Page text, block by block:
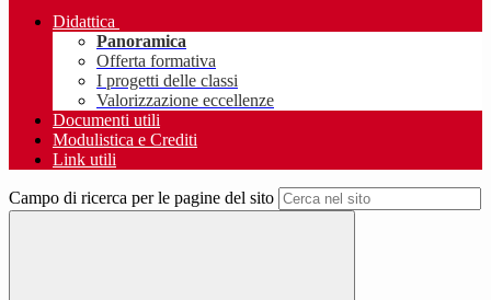
Didattica
Panoramica
Offerta formativa
I progetti delle classi
Valorizzazione eccellenze
Documenti utili
Modulistica e Crediti
Link utili
Campo di ricerca per le pagine del sito